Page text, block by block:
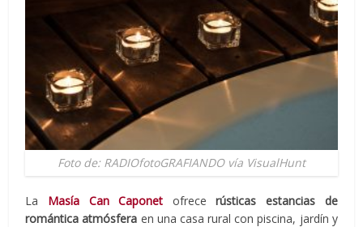
Foto de: RADIOfotoGRAFIANDO vía VisualHunt
La Masía Can Caponet ofrece rústicas estancias de
romántica atmósfera en una casa rural con piscina, jardín y